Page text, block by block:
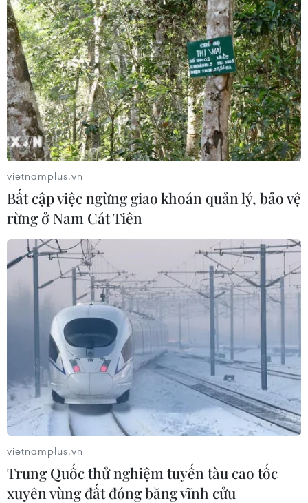
vietnamplus.vn
Bất cập việc ngừng giao khoán quản lý, bảo vệ
rừng ở Nam Cát Tiên
vietnamplus.vn
Trung Quốc thử nghiệm tuyến tàu cao tốc
xuyên vùng đất đóng băng vĩnh cửu